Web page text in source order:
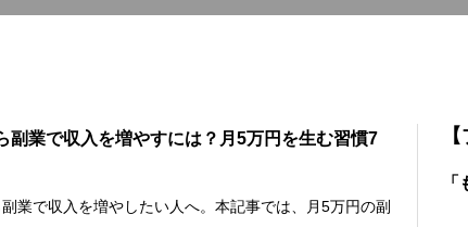
副業で収入を増やすには？月5万円を生む習慣7
業で収入を増やしたい人へ。本記事では、月5万円の副